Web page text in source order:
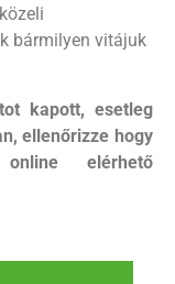
bármilyen vitájuk
kapott, esetleg
ellenőrizze hogy
elérhető